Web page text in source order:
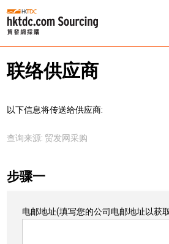
联络供应商
以下信息将传送给供应商:
查询来源: 贸发网采购
步骤一
电邮地址(填写您的公司电邮地址以获